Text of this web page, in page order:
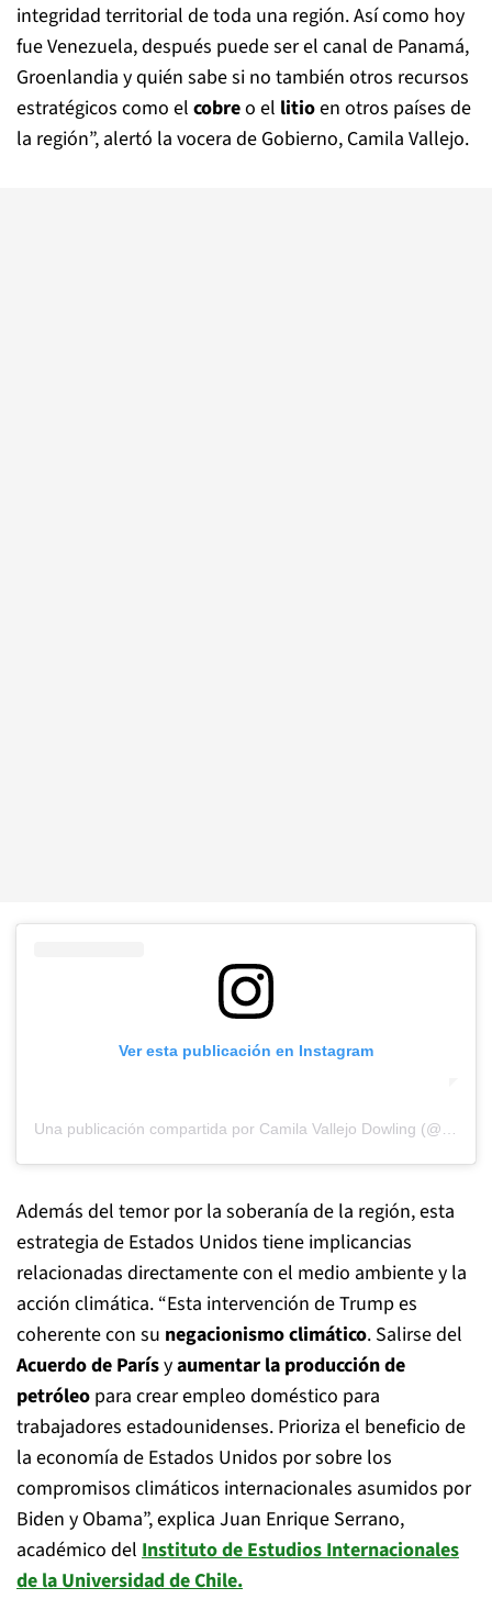
integridad territorial de toda una región. Así como hoy
fue Venezuela, después puede ser el canal de Panamá,
Groenlandia y quién sabe si no también otros recursos
estratégicos como el cobreo el litioen otros países de
la región”, alertó la vocera de Gobierno, Camila Vallejo.
Ver esta publicación en Instagram
Además del temor por la soberanía de la región, esta
estrategia de Estados Unidos tiene implicancias
relacionadas directamente con el medio ambiente y la
acción climática. “Esta intervención de Trump es
coherente con su negacionismo climático. Salirse del
Acuerdo de Parísyaumentar la producción de
petróleo para crear empleo doméstico para
trabajadores estadounidenses. Prioriza el beneficio de
la economía de Estados Unidos por sobre los
compromisos climáticos internacionales asumidos por
Biden y Obama”, explica Juan Enrique Serrano,
académico del Instituto de Estudios Internacionales
de la Universidad de Chile.